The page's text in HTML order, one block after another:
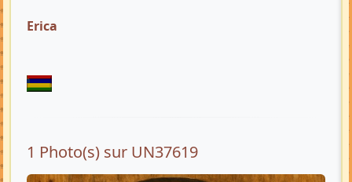
Erica
1 Photo(s) sur UN37619